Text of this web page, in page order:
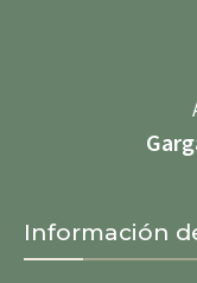
Información